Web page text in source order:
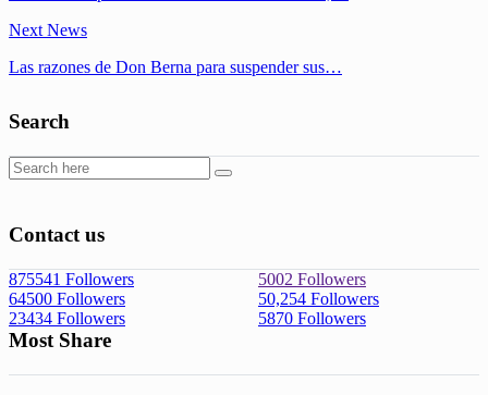
Next News
Las razones de Don Berna para suspender sus…
Search
Contact us
875541 Followers 5002 Followers
64500 Followers 50,254 Followers
23434 Followers 5870 Followers
Most Share